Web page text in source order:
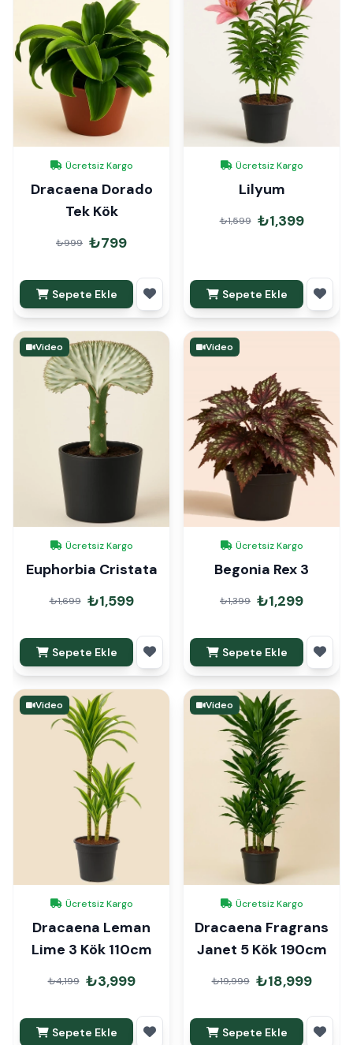
Ücretsiz Kargo
Dracaena Dorado
Tek Kök
₺999 ₺799
Sepete Ekle
Ücretsiz Kargo
Lilyum
₺1,599 ₺1,399
Sepete Ekle
Video
Ücretsiz Kargo
Euphorbia Cristata
₺1,699 ₺1,599
Sepete Ekle
Video
Ücretsiz Kargo
Begonia Rex 3
₺1,399 ₺1,299
Sepete Ekle
Video
Ücretsiz Kargo
Dracaena Leman
Lime 3 Kök 110cm
₺4,199 ₺3,999
Sepete Ekle
Video
Ücretsiz Kargo
Dracaena Fragrans
Janet 5 Kök 190cm
₺19,999 ₺18,999
Sepete Ekle